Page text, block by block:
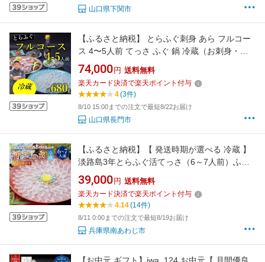
山口県下関市
【ふるさと納税】 とらふぐ刺身 あら フルコー
ス 4〜5人前 てっさ ふぐ 鍋 冷蔵（お刺身・ち
り用「あら」と「切身」干しひれ付き 配送指定
可能 日時指定可能 (1532)
74,000円 送料無料
楽天カード決済で楽天ポイント付与
4(3件)
8/10 15:00までの注文で最短8/22お届け
山口県長門市
【ふるさと納税】【 発送時期が選べる 冷蔵 】
淡路島3年とらふぐ活てっさ（6～7人前）ふぐ
てっさ とらふぐ ふぐ刺し ふぐ刺身 ふぐしゃぶ
活魚 鮮魚 海産物 海鮮 魚 淡路島 淡路 産地直送
お取り寄せ グルメ ギフト 贈り物 プレゼント お
39,000円 送料無料
楽天カード決済で楽天ポイント付与
4.14(14件)
8/11 0:00までの注文で最短8/19お届け
兵庫県南あわじ市
【お中元 ギフト】iwa_124 お中元【 月間優良